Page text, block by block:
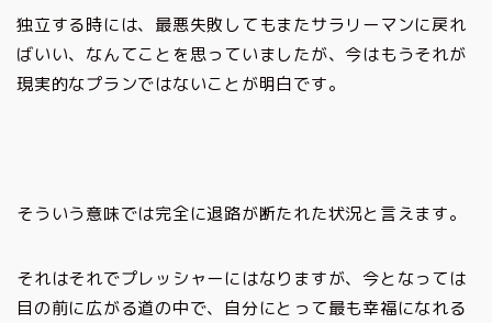
独立する時には、最悪失敗してもまたサラリーマンに戻れ
ばいい、なんてことを思っていましたが、今はもうそれが
現実的なプランではないことが明白です。
そういう意味では完全に退路が断たれた状況と言えます。
それはそれでプレッシャーにはなりますが、今となっては
目の前に広がる道の中で、自分にとって最も幸福になれる